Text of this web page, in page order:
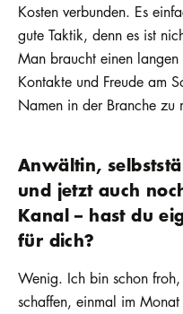
Kosten verbunden. Es
gute Taktik, denn es ist
Man braucht einen
Kontakte und Freude am
Namen in der Branche zu
Anwältin,
und jetzt auch
Kanal – hast du
für dich?
Wenig. Ich bin schon
schaffen, einmal im Monat